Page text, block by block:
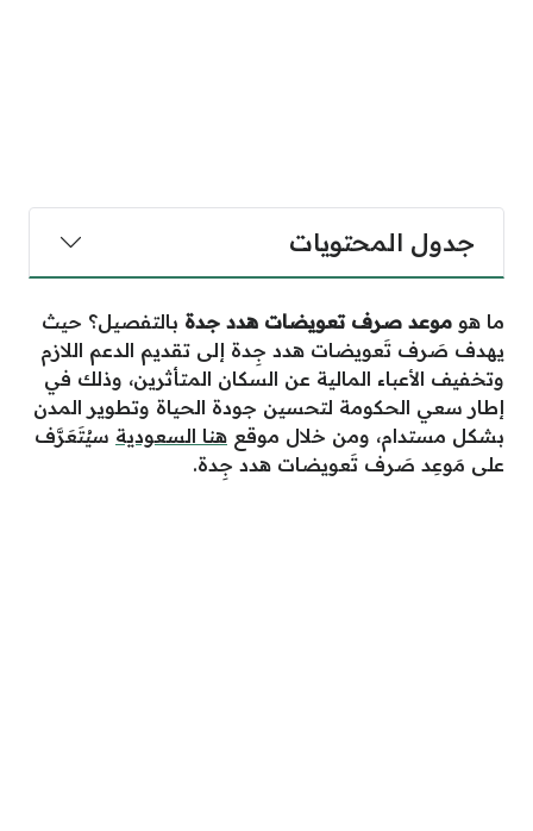
جدول المحتويات
ما هو موعد صرف تعويضات هدد جدة بالتفصيل؟ حيث
يهدف صَرف تَعويضات هدد جِدة إلى تقديم الدعم اللازم
وتخفيف الأعباء المالية عن السكان المتأثرين، وذلك في
إطار سعي الحكومة لتحسين جودة الحياة وتطوير المدن
بشكل مستدام، ومن خلال موقع هنا السعودية سيُتَعَرَّف
على مَوعِد صَرف تَعويضات هدد جِدة.